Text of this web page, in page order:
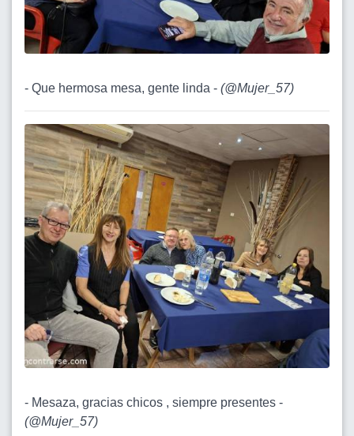
- Que hermosa mesa, gente linda - (@Mujer_57)
- Mesaza, gracias chicos , siempre presentes -
(@Mujer_57)